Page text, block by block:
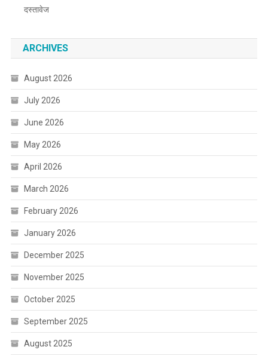
दस्तावेज
ARCHIVES
August 2026
July 2026
June 2026
May 2026
April 2026
March 2026
February 2026
January 2026
December 2025
November 2025
October 2025
September 2025
August 2025